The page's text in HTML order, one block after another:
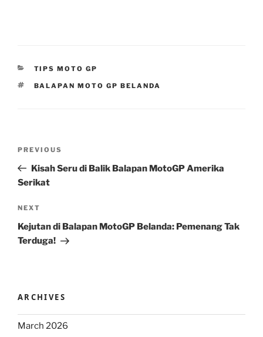
CATEGORIES
TIPS MOTO GP
TAGS
BALAPAN MOTO GP BELANDA
Previous
Post
PREVIOUS
Kisah Seru di Balik Balapan MotoGP Amerika
Serikat
Next
Post
NEXT
Kejutan di Balapan MotoGP Belanda: Pemenang Tak
Terduga!
ARCHIVES
March 2026